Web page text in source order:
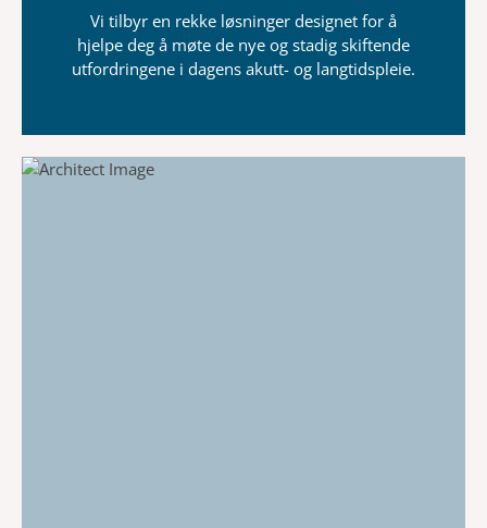
Vi tilbyr en rekke løsninger designet for å
hjelpe deg å møte de nye og stadig skiftende
utfordringene i dagens akutt- og langtidspleie.